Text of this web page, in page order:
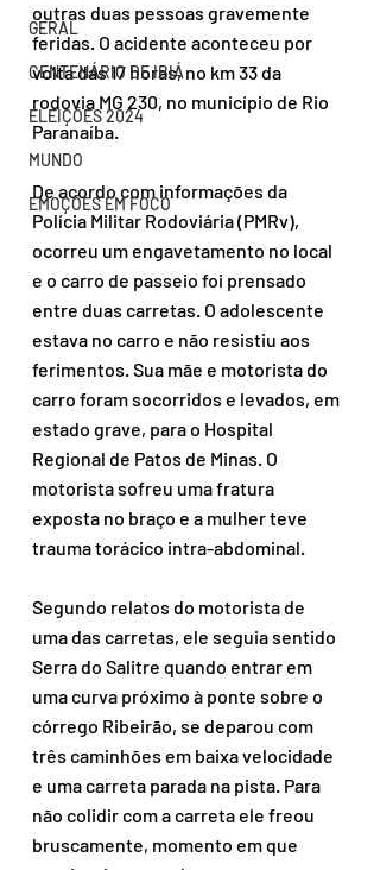
GERAL
CENTENÁRIO DE IBIÁ
ELEIÇÕES 2024
MUNDO
EMOÇÕES EM FOCO
outras duas pessoas gravemente
feridas. O acidente aconteceu por
volta das 17 horas, no km 33 da
rodovia MG 230, no município de Rio
Paranaíba.
De acordo com informações da
Polícia Militar Rodoviária (PMRv),
ocorreu um engavetamento no local
e o carro de passeio foi prensado
entre duas carretas. O adolescente
estava no carro e não resistiu aos
ferimentos. Sua mãe e motorista do
carro foram socorridos e levados, em
estado grave, para o Hospital
Regional de Patos de Minas. O
motorista sofreu uma fratura
exposta no braço e a mulher teve
trauma torácico intra-abdominal.
Segundo relatos do motorista de
uma das carretas, ele seguia sentido
Serra do Salitre quando entrar em
uma curva próximo à ponte sobre o
córrego Ribeirão, se deparou com
três caminhões em baixa velocidade
e uma carreta parada na pista. Para
não colidir com a carreta ele freou
bruscamente, momento em que